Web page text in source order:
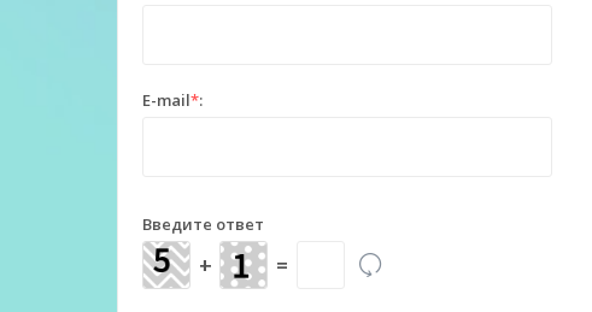
E-mail*:
Введите ответ
+ =